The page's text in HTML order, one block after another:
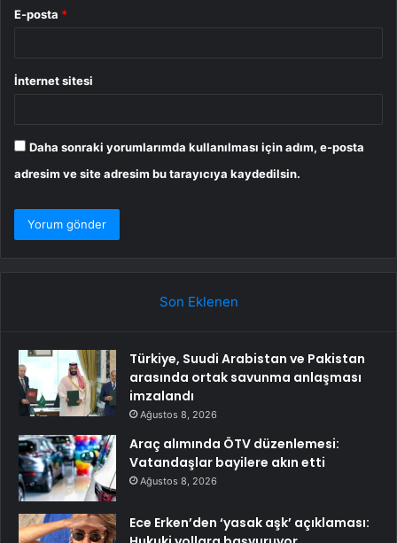
E-posta *
İnternet sitesi
Daha sonraki yorumlarımda kullanılması için adım, e-posta
adresim ve site adresim bu tarayıcıya kaydedilsin.
Son Eklenen
Türkiye, Suudi Arabistan ve Pakistan
arasında ortak savunma anlaşması
imzalandı
Ağustos 8, 2026
Araç alımında ÖTV düzenlemesi:
Vatandaşlar bayilere akın etti
Ağustos 8, 2026
Ece Erken’den ‘yasak aşk’ açıklaması: